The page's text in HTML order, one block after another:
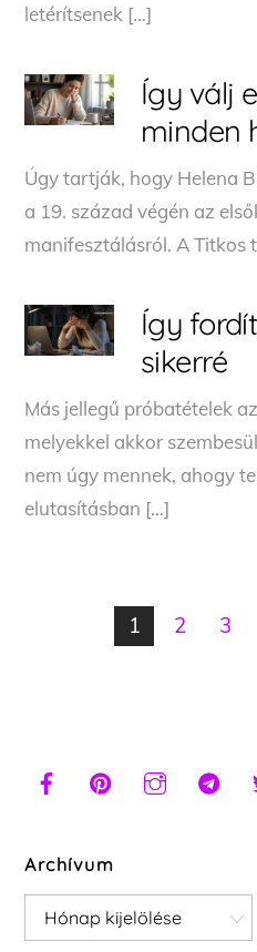
letérítsenek […]
Így válj
minden
Úgy tartják, hogy Helena
a 19. század végén az
manifesztálásról. A Titkos
Így
sikerré
Más jellegű próbatételek
melyekkel akkor
nem úgy mennek, ahogy
elutasításban […]
1 2 3
Archívum
Archívum